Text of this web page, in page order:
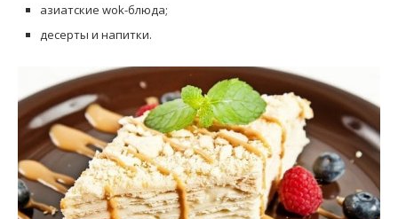
азиатские wok-блюда;
десерты и напитки.